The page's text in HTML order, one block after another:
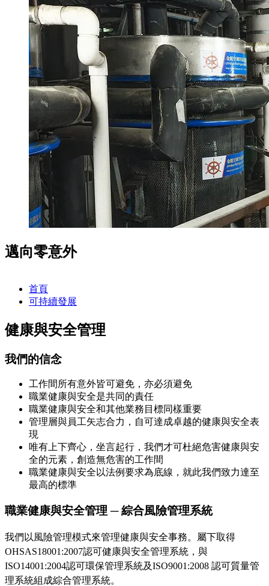
邁向零意外
首頁
可持續發展
健康與安全管理
我們的信念
工作間所有意外皆可避免，亦必須避免
職業健康與安全是共同的責任
職業健康與安全和其他業務目標同樣重要
管理層與員工矢志合力，自可達成卓越的健康與安全表
現
唯有上下齊心，坐言起行，我們才可杜絕危害健康與安
全的元素，創造無危害的工作間
職業健康與安全以法例要求為底線，就此我們致力達至
最高的標準
職業健康與安全管理 ─ 綜合風險管理系統
我們以風險管理模式來管理健康與安全事務。屬下取得
OHSAS18001:2007認可健康與安全管理系統，與
ISO14001:2004認可環保管理系統及ISO9001:2008 認可質量管
理系統組成綜合管理系統。